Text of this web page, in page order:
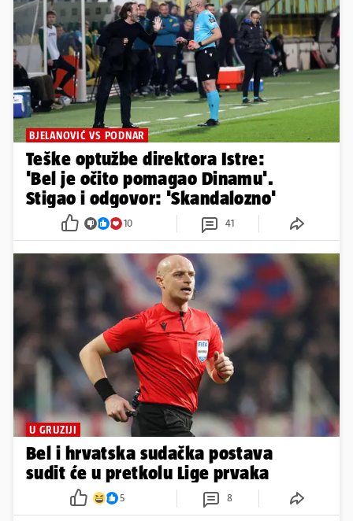
BJELANOVIĆ VS PODNAR
Teške optužbe direktora Istre:
'Bel je očito pomagao Dinamu'.
Stigao i odgovor: 'Skandalozno'
10 41
U GRUZIJI
Bel i hrvatska sudačka postava
sudit će u pretkolu Lige prvaka
5 8